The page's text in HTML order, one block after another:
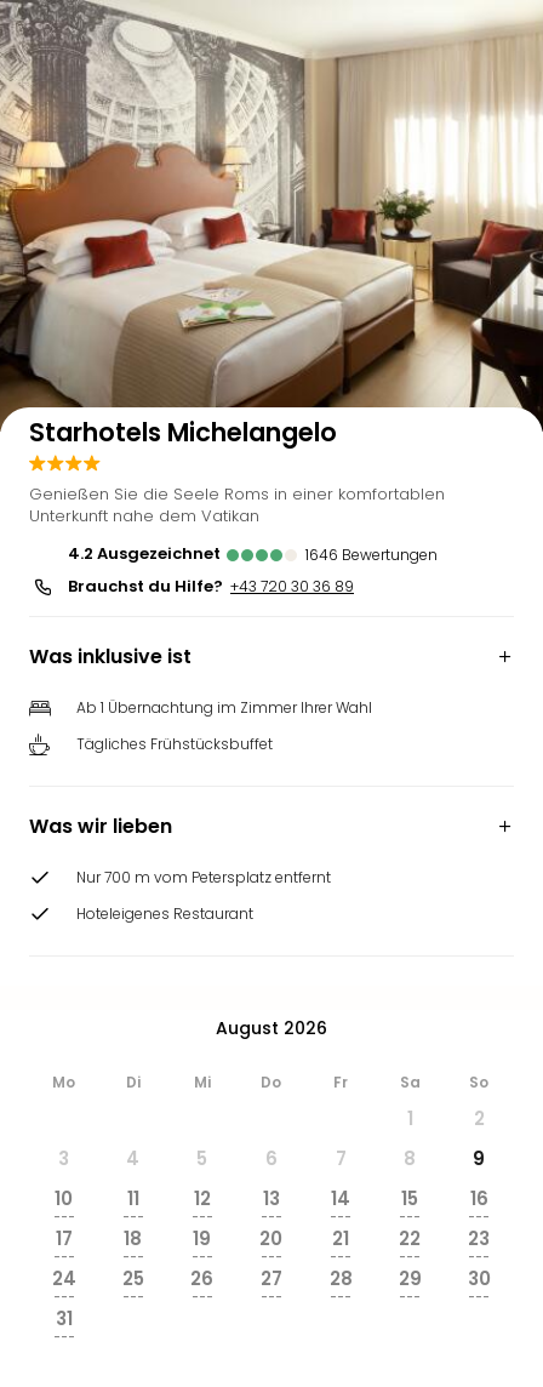
Auf der Karte anzeigen
Starhotels Michelangelo
Genießen Sie die Seele Roms in einer komfortablen
Unterkunft nahe dem Vatikan
4.2
ausgezeichnet 1646 Bewertungen
Brauchst du Hilfe? +43 720 30 36 89
Was inklusive ist
Ab 1 Übernachtung im Zimmer Ihrer Wahl
Tägliches Frühstücksbuffet
Was wir lieben
Nur 700 m vom Petersplatz entfernt
Hoteleigenes Restaurant
August 2026
Mo Di Mi Do Fr Sa So
1
2
3
4 5 6 7 8
9
10
---
11
---
12
---
13
---
14
---
15
---
16
---
17
---
18
---
19
---
20
---
21
---
22
---
23
---
24
---
25
---
26
---
27
---
28
---
29
---
30
---
31
---